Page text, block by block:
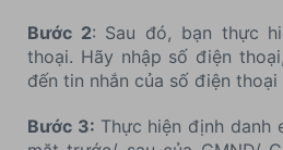
Bước 2: Sau đó, bạn thực
thoại. Hãy nhập số điện
đến tin nhắn của số điện
Bước 3: Thực hiện định danh